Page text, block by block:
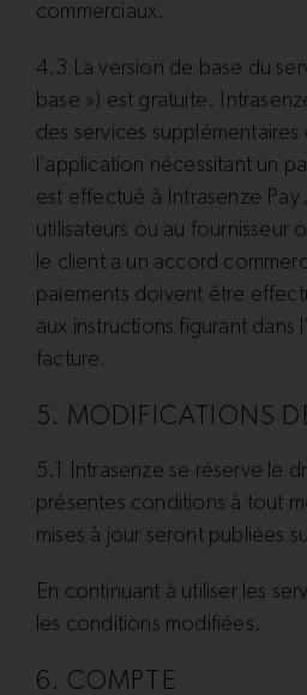
commerciaux.
4.3 La version de base du
base ») est gratuite.
des services supplémentaires
l’application nécessitant un
est effectué à Intrasenze Pay
utilisateurs ou au fournisseur
le client a un accord
paiements doivent être
aux instructions figurant dans
facture.
5. MODIFICATIONS
5.1 Intrasenze se réserve le
présentes conditions à tout
mises à jour seront publiées
En continuant à utiliser les
les conditions modifiées.
6. COMPTE